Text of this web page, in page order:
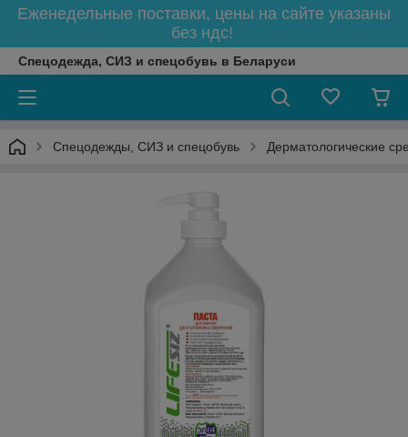
Еженедельные поставки, цены на сайте указаны
без ндс!
Спецодежда, СИЗ и спецобувь в Беларуси
Спецодежды, СИЗ и спецобувь Дерматологические